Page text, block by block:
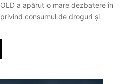
a apărut o mare dezbatere în
consumul de droguri și